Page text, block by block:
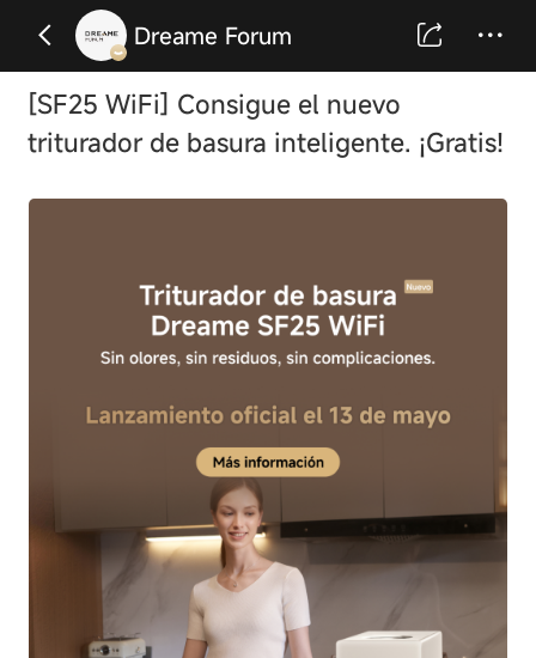
Dreame Forum
[SF25 WiFi] Consigue el nuevo
triturador de basura inteligente. ¡Gratis!